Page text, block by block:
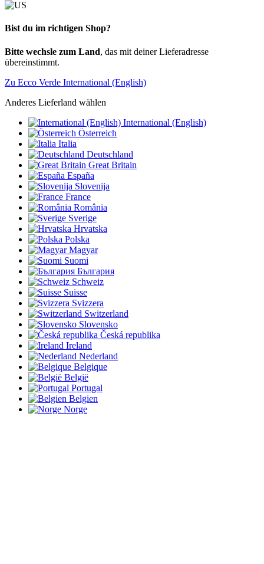
Bist du im richtigen Shop?
Bitte wechsle zum Land, das mit deiner Lieferadresse
übereinstimmt.
Zu Ecco Verde International (English)
Anderes Lieferland wählen
International (English)
Österreich
Italia
Deutschland
Great Britain
España
Slovenija
France
România
Sverige
Hrvatska
Polska
Magyar
Suomi
България
Schweiz
Suisse
Svizzera
Switzerland
Slovensko
Česká republika
Ireland
Nederland
Belgique
België
Portugal
Belgien
Norge